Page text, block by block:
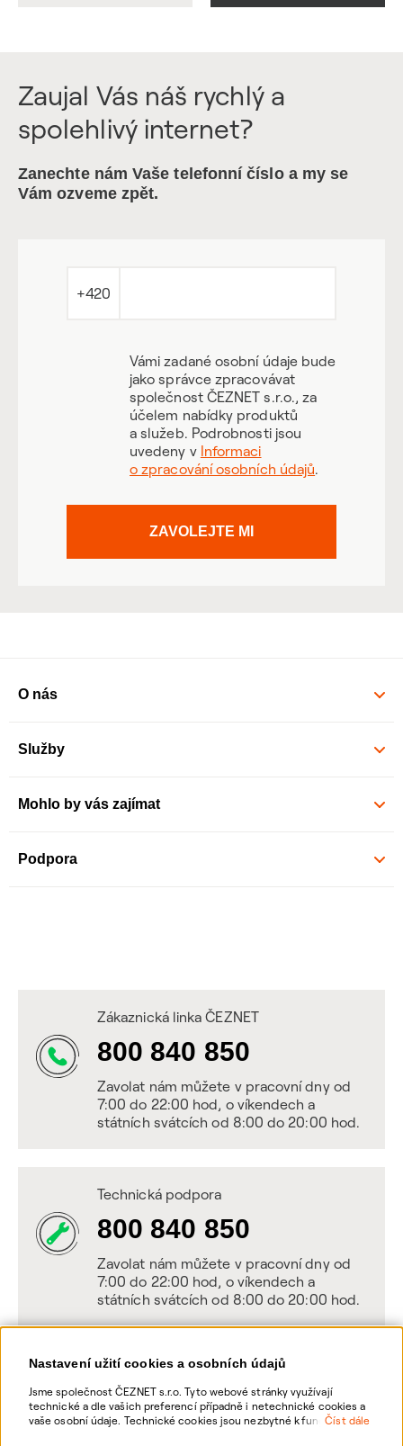
Nastavení užití cookies a osobních údajů
Jsme společnost ČEZNET s.r.o. Tyto webové stránky využívají
technické a dle vašich preferencí případně i netechnické cookies a
vaše osobní údaje. Technické cookies jsou nezbytné k fungování
Číst dále
Zaujal Vás náš rychlý a
spolehlivý internet?
Zanechte nám Vaše telefonní číslo a my se
Vám ozveme zpět.
+420
Vámi zadané osobní údaje bude
jako správce zpracovávat
společnost ČEZNET s.r.o., za
účelem nabídky produktů
a služeb. Podrobnosti jsou
uvedeny v Informaci
o zpracování osobních údajů.
ZAVOLEJTE MI
O nás
Služby
Mohlo by vás zajímat
Podpora
Zákaznická linka ČEZNET
800 840 850
Zavolat nám můžete v pracovní dny od
7:00 do 22:00 hod, o víkendech a
státních svátcích od 8:00 do 20:00 hod.
Technická podpora
800 840 850
Zavolat nám můžete v pracovní dny od
7:00 do 22:00 hod, o víkendech a
státních svátcích od 8:00 do 20:00 hod.
Napište nám
POSLAT VZKAZ